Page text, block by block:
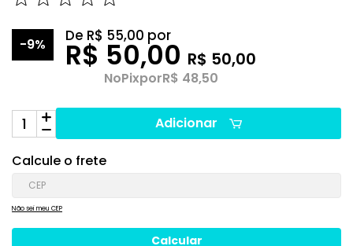
-9% De R$ 55,00 por
R$ 50,00 R$ 50,00
NoPixporR$ 48,50
Adicionar
Calcule o frete
Não sei meu CEP